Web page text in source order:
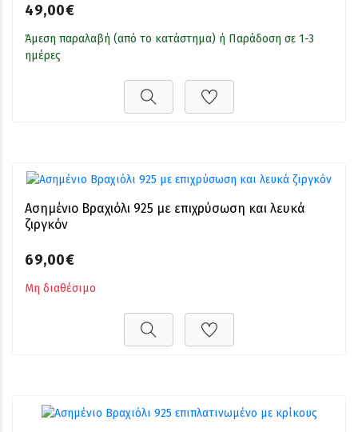
49,00€
Άμεση παραλαβή (από το κατάστημα) ή Παράδοση σε 1-3
ημέρες
Ασημένιο Βραχιόλι 925 με επιχρύσωση και λευκά
ζιργκόν
69,00€
Μη διαθέσιμο